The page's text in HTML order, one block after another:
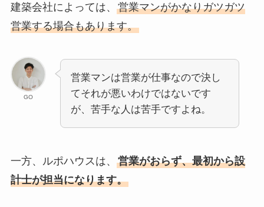
建築会社によっては、 営業マンがかなりガツガツ
営業する場合もあります。
GO
営業マンは営業が仕事なので決し
てそれが悪いわけではないです
が、苦手な人は苦手ですよね。
一方、ルポハウスは、 営業がおらず、最初から設
計士が担当になります。